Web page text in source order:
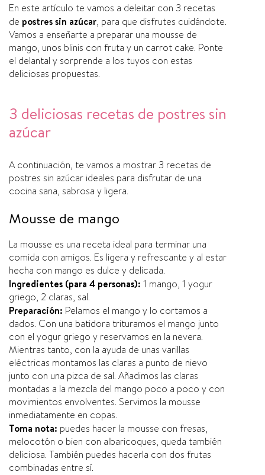
En este artí­culo te vamos a deleitar con 3 recetas
de postres sin azúcar, para que disfrutes cuidándote.
Vamos a enseñarte a preparar una mousse de
mango, unos blinis con fruta y un carrot cake. Ponte
el delantal y sorprende a los tuyos con estas
deliciosas propuestas.
3 deliciosas recetas de postres sin
azúcar
A continuación, te vamos a mostrar 3 recetas de
postres sin azúcar ideales para disfrutar de una
cocina sana, sabrosa y ligera.
Mousse de mango
La mousse es una receta ideal para terminar una
comida con amigos. Es ligera y refrescante y al estar
hecha con mango es dulce y delicada.
Ingredientes (para 4 personas): 1 mango, 1 yogur
griego, 2 claras, sal.
Preparación: Pelamos el mango y lo cortamos a
dados. Con una batidora trituramos el mango junto
con el yogur griego y reservamos en la nevera.
Mientras tanto, con la ayuda de unas varillas
eléctricas montamos las claras a punto de nievo
junto con una pizca de sal. Añadimos las claras
montadas a la mezcla del mango poco a poco y con
movimientos envolventes. Servimos la mousse
inmediatamente en copas.
Toma nota: puedes hacer la mousse con fresas,
melocotón o bien con albaricoques, queda también
deliciosa. También puedes hacerla con dos frutas
combinadas entre sí­.